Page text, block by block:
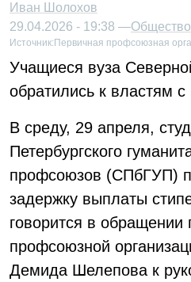
Иван Шолохов
29.04.2026 - 19:38 —Общество
Источник: Первичная профсоюзная
Учащиеся вуза
обратились к властям
В среду, 29 апреля,
Петербургского
профсоюзов (СПбГУП)
задержку выплаты
говорится в обращении
профсоюзной
Демида Шелепова к